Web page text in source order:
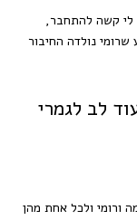
לי קשה להתחבר,
נולדה החיבור
לב לגמרי
ורומי ולכל אחת מהן